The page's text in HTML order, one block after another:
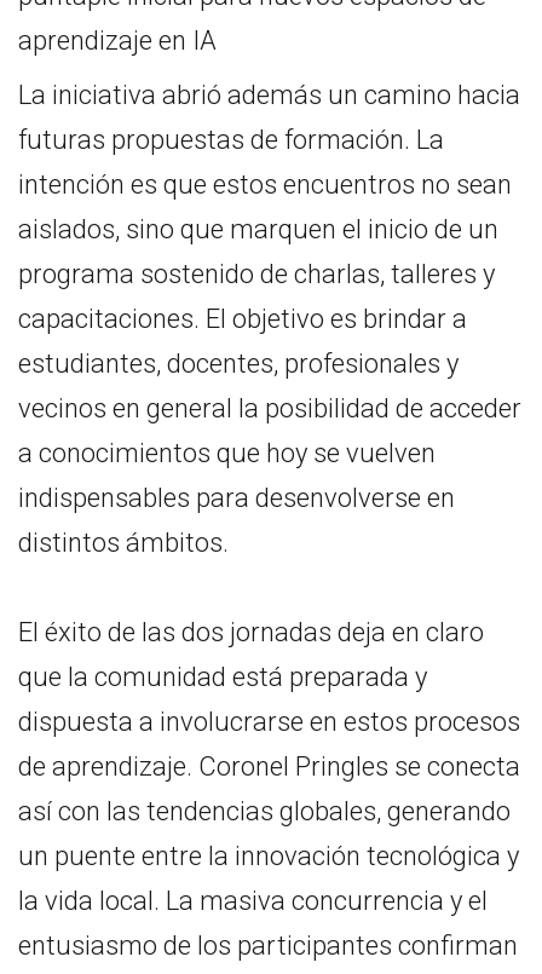
La iniciativa abrió además un camino hacia
futuras propuestas de formación. La
intención es que estos encuentros no sean
aislados, sino que marquen el inicio de un
programa sostenido de charlas, talleres y
capacitaciones. El objetivo es brindar a
estudiantes, docentes, profesionales y
vecinos en general la posibilidad de acceder
a conocimientos que hoy se vuelven
indispensables para desenvolverse en
distintos ámbitos.
El éxito de las dos jornadas deja en claro
que la comunidad está preparada y
dispuesta a involucrarse en estos procesos
de aprendizaje. Coronel Pringles se conecta
así con las tendencias globales, generando
un puente entre la innovación tecnológica y
la vida local. La masiva concurrencia y el
entusiasmo de los participantes confirman